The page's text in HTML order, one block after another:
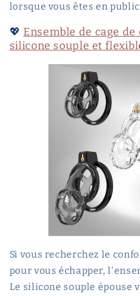
lorsque vous êtes en
💖 Ensemble de cage
silicone souple et
Si vous recherchez le
pour vous échapper,
Le silicone souple épouse